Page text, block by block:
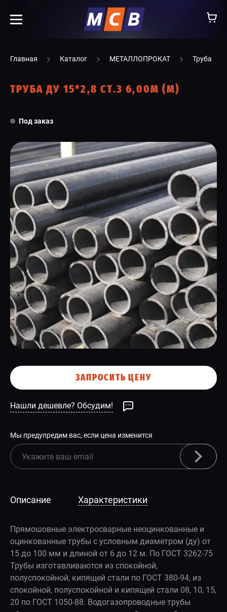
ВАКАНСИИ
КАТАЛОГ
УСЛУГИ
КОНТАКТЫ
СПЕЦПРЕДЛОЖЕНИЕ
Главная Каталог МЕТАЛЛОПРОКАТ Труба
ТРУБА ДУ 15*2,8 СТ.3 6,00М (М)
Под заказ
ЗАПРОСИТЬ ЦЕНУ
Нашли дешевле? Обсудим!
Мы предупредим вас, если цена изменится
Описание Характеристики
Прямошовные электросварные неоцинкованные и
оцинкованные трубы с условным диаметром (ду) от
15 до 100 мм и длиной от 6 до 12 м. По ГОСТ 3262-75
Трубы изготавливаются из спокойной,
полуспокойной, кипящей стали по ГОСТ 380-94, из
спокойной, полуспокойной и кипящей стали 08, 10, 15,
20 по ГОСТ 1050-88. Водогазопроводные трубы